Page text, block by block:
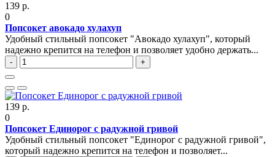
139 р.
0
Попсокет авокадо хулахуп
Удобный стильный попсокет "Авокадо хулахуп", который
надежно крепится на телефон и позволяет удобно держать...
- +
139 р.
0
Попсокет Единорог с радужной гривой
Удобный стильный попсокет "Единорог с радужной гривой",
который надежно крепится на телефон и позволяет...